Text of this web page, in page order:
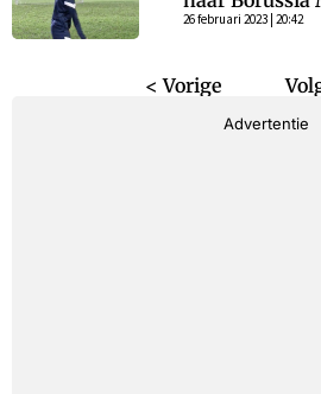
26 februari 2023 | 20:42
< Vorige
Advertentie